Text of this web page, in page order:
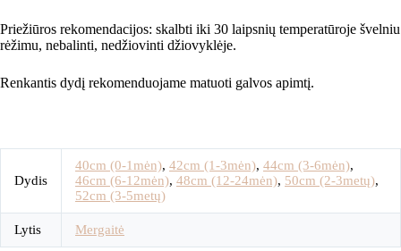
Priežiūros rekomendacijos: skalbti iki 30 laipsnių temperatūroje švelniu
rėžimu, nebalinti, nedžiovinti džiovyklėje.
Renkantis dydį rekomenduojame matuoti galvos apimtį.
Dydis
40cm (0-1mėn), 42cm (1-3mėn), 44cm (3-6mėn),
46cm (6-12mėn), 48cm (12-24mėn), 50cm (2-3metų),
52cm (3-5metų)
Lytis Mergaitė